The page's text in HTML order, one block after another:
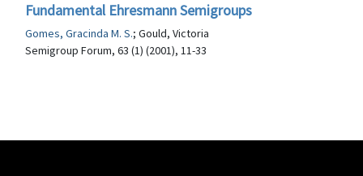
Fundamental Ehresmann Semigroups
Gomes, Gracinda M. S.; Gould, Victoria
Semigroup Forum, 63 (1) (2001), 11-33